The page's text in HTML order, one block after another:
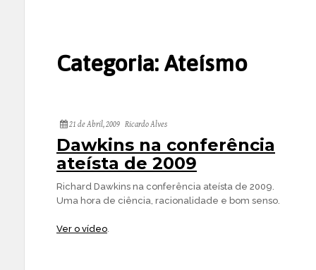
Categoria: Ateísmo
21 de Abril, 2009 Ricardo Alves
Dawkins na conferência
ateísta de 2009
Richard Dawkins na conferência ateísta de 2009.
Uma hora de ciência, racionalidade e bom senso.
Ver o vídeo.